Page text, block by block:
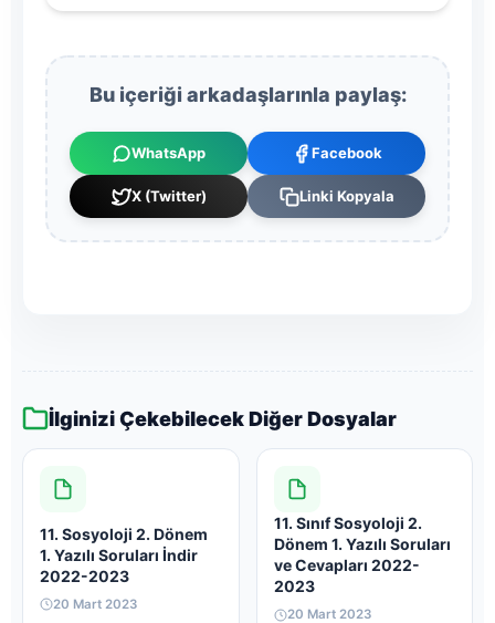
Bu içeriği arkadaşlarınla paylaş:
WhatsApp Facebook
X (Twitter) Linki Kopyala
İlginizi Çekebilecek Diğer Dosyalar
11. Sosyoloji 2. Dönem
1. Yazılı Soruları İndir
2022-2023
20 Mart 2023
11. Sınıf Sosyoloji 2.
Dönem 1. Yazılı Soruları
ve Cevapları 2022-
2023
20 Mart 2023